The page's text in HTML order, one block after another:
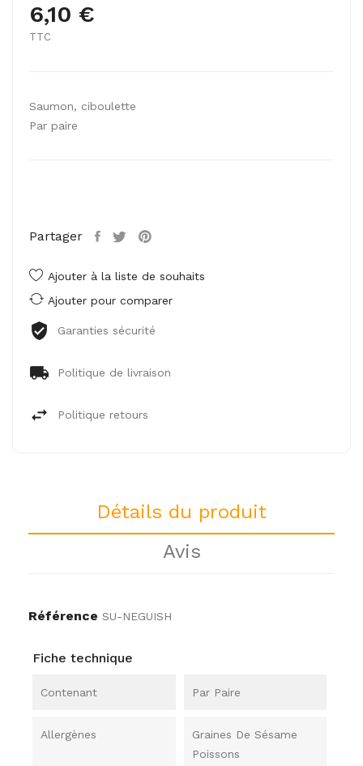
6,10 €
TTC
Saumon, ciboulette
Par paire
Partager
Ajouter à la liste de souhaits
Ajouter pour comparer
Garanties sécurité
Politique de livraison
Politique retours
Détails du produit
Avis
Référence SU-NEGUISH
Fiche technique
Contenant Par Paire
Allergènes
Graines De Sésame
Poissons